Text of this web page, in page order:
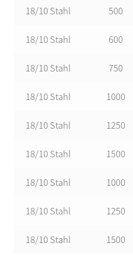
18/10 Stahl 500
18/10 Stahl 600
18/10 Stahl 750
18/10 Stahl 1000
18/10 Stahl 1250
18/10 Stahl 1500
18/10 Stahl 1000
18/10 Stahl 1250
18/10 Stahl 1500